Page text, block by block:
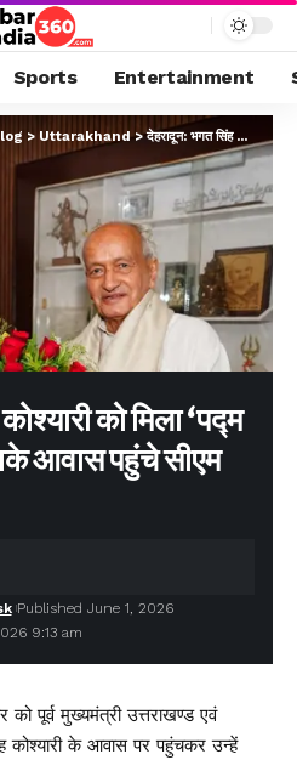
Sports Entertainment
> Uttarakhand>देहरादून: भगत सिंह कोश्यारी को मिला ‘पद्म भूषण’, बधाई देने उनके आवास पहुंचे सीएम धामी
को मिला ‘पद्म
आवास पहुंचे सीएम
9:13 am
Published June 1, 2026
को पूर्व मुख्यमंत्री उत्तराखण्ड एवं
कोश्यारी के आवास पर पहुंचकर उन्हें